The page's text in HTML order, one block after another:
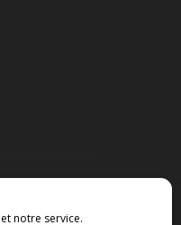
notre service.